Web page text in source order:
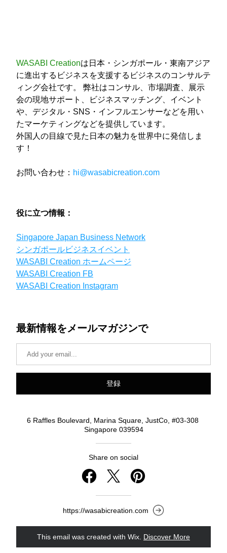
WASABI Creationは日本・シンガポール・東南アジア
に進出するビジネスを支援するビジネスのコンサルテ
ィング会社です。 弊社はコンサル、市場調査、展示
会の現地サポート、ビジネスマッチング、イベント
や、デジタル・SNS・インフルエンサーなどを用い
たマーケティングなどを提供しています。
外国人の目線で見た日本の魅力を世界中に発信しま
す！
お問い合わせ： hi@wasabicreation.com
役に立つ情報：
Singapore Japan Business Network
シンガポールビジネスイベント
WASABI Creation ホームページ
WASABI Creation FB
WASABI Creation Instagram
最新情報をメールマガジンで
登録
6 Raffles Boulevard, Marina Square, JustCo, #03-308
Singapore 039594
Share on social
https://wasabicreation.com
This email was created with Wix. Discover More